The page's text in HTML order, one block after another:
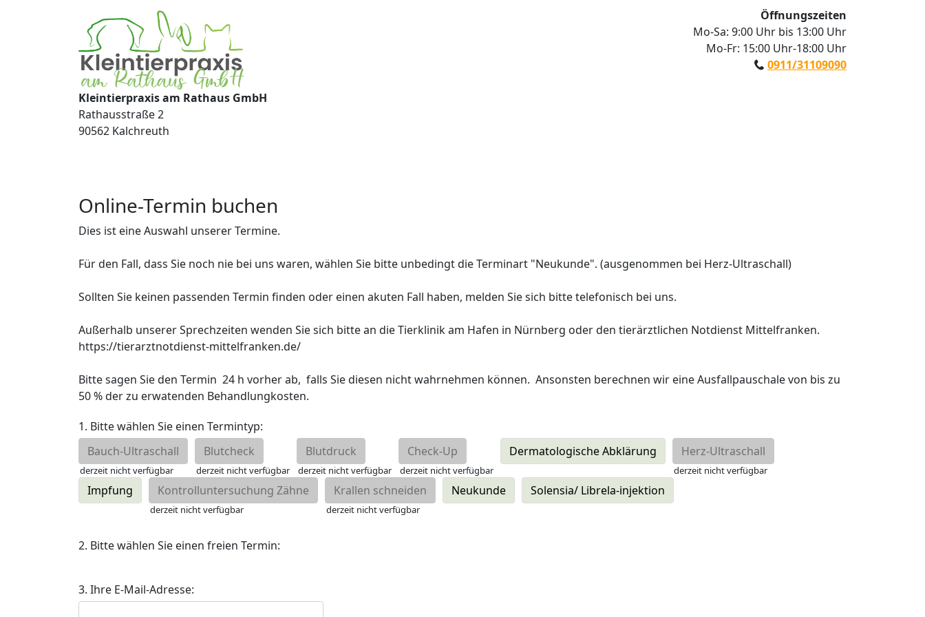
Kleintierpraxis am Rathaus GmbH
Rathausstraße 2
90562 Kalchreuth
Öffnungszeiten
Mo-Sa: 9:00 Uhr bis 13:00 Uhr
Mo-Fr: 15:00 Uhr-18:00 Uhr
0911/31109090
Online-Termin buchen
Dies ist eine Auswahl unserer Termine.
Für den Fall, dass Sie noch nie bei uns waren, wählen Sie bitte unbedingt die Terminart "Neukunde". (ausgenommen bei Herz-Ultraschall)
Sollten Sie keinen passenden Termin finden oder einen akuten Fall haben, melden Sie sich bitte telefonisch bei uns.
Außerhalb unserer Sprechzeiten wenden Sie sich bitte an die Tierklinik am Hafen in Nürnberg oder den tierärztlichen Notdienst Mittelfranken.
https://tierarztnotdienst-mittelfranken.de/
Bitte sagen Sie den Termin  24 h vorher ab,  falls Sie diesen nicht wahrnehmen können.  Ansonsten berechnen wir eine Ausfallpauschale von bis zu
50 % der zu erwatenden Behandlungkosten.
1. Bitte wählen Sie einen Termintyp:
Bauch-Ultraschall
derzeit nicht verfügbar
Blutcheck
derzeit nicht verfügbar
Blutdruck
derzeit nicht verfügbar
Check-Up
derzeit nicht verfügbar
Dermatologische Abklärung Herz-Ultraschall
derzeit nicht verfügbar
Impfung Kontrolluntersuchung Zähne
derzeit nicht verfügbar
Krallen schneiden
derzeit nicht verfügbar
Neukunde Solensia/ Librela-injektion
2. Bitte wählen Sie einen freien Termin:
3. Ihre E-Mail-Adresse: